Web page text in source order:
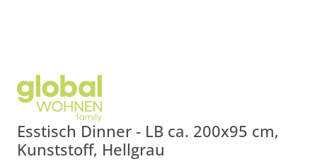
Esstisch Dinner - LB ca. 200x95 cm,
Kunststoff, Hellgrau